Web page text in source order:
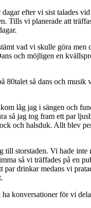
dagar efter vi sist talades
Tills vi planerade att
vad vi skulle göra men
och möjligen en
80talet så dans och musik
låg jag i sängen och
så jag tog fram ett par
och halsduk. Allt blev
till storstaden. Vi hade inte
så vi träffades på en
par drinkar medans vi
konversationer för vi